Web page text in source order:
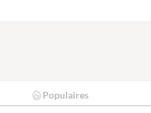
Populaires